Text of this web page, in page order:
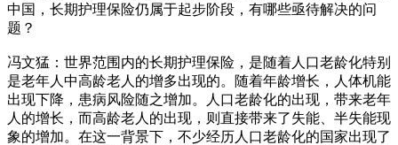
中国，长期护理保险仍属于起步阶段，有哪些亟待解决的问
题？
冯文猛：世界范围内的长期护理保险，是随着人口老龄化特别
是老年人中高龄老人的增多出现的。随着年龄增长，人体机能
出现下降，患病风险随之增加。人口老龄化的出现，带来老年
人的增长，而高龄老人的出现，则直接带来了失能、半失能现
象的增加。在这一背景下，不少经历人口老龄化的国家出现了